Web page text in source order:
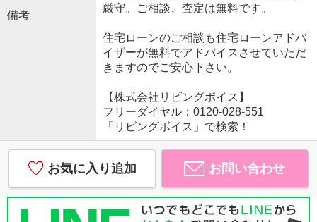
備考
厳守。ご相談、査定は無料です。
住宅ローンのご相談も住宅ローンアドバ
イザーが無料でアドバイスさせていただ
きますのでご安心下さい。
【株式会社リビングボイス】
フリーダイヤル：0120-028-551
「リビングボイス」で検索！
お気に入り追加 お問い合わせ